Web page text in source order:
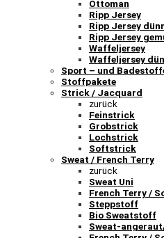
Ottoman
Ripp Jersey
Ripp Jersey
Ripp Jersey
Waffeljersey
Waffeljersey
Sport – und
Stoffpakete
Strick / Jacquard
zurück
Feinstrick
Grobstrick
Lochstrick
Softstrick
Sweat / French Terry
zurück
Sweat Uni
French Terry /
Steppstoff
Bio Sweatstoff
Sweat-